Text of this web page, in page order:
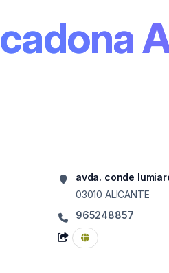
avda. conde
03010 ALICANTE
965248857